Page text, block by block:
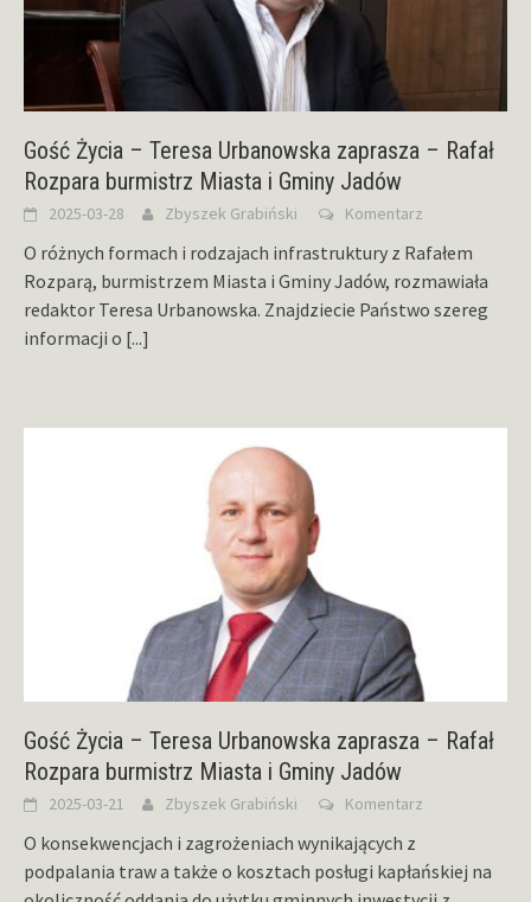
Gość Życia – Teresa Urbanowska zaprasza – Rafał
Rozpara burmistrz Miasta i Gminy Jadów
2025-03-28 Zbyszek Grabiński Komentarz
O różnych formach i rodzajach infrastruktury z Rafałem
Rozparą, burmistrzem Miasta i Gminy Jadów, rozmawiała
redaktor Teresa Urbanowska. Znajdziecie Państwo szereg
informacji o [...]
Gość Życia – Teresa Urbanowska zaprasza – Rafał
Rozpara burmistrz Miasta i Gminy Jadów
2025-03-21 Zbyszek Grabiński Komentarz
O konsekwencjach i zagrożeniach wynikających z
podpalania traw a także o kosztach posługi kapłańskiej na